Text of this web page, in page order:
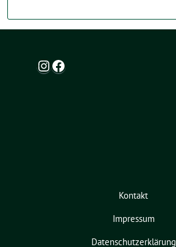
Instagram
Facebook
Kontakt
Impressum
Datenschutzerklärung